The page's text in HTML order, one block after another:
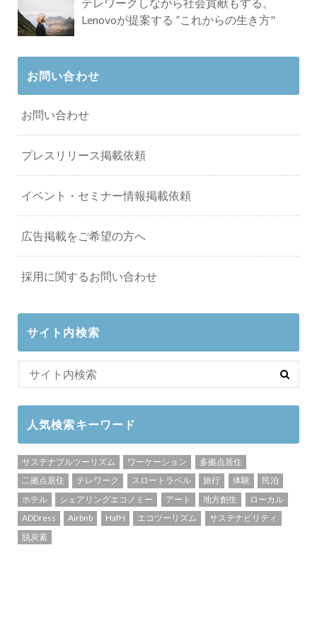
テレワークしながら社会貢献もする。
Lenovoが提案する ”これからの生き方"
お問い合わせ
お問い合わせ
プレスリリース掲載依頼
イベント・セミナー情報掲載依頼
広告掲載をご希望の方へ
採用に関するお問い合わせ
サイト内検索
人気検索キーワード
サステナブルツーリズム ワーケーション
多拠点居住
二拠点居住
テレワーク スロートラベル 旅行 体験
民泊
ホテル
シェアリングエコノミー アート 地方創生
ローカル
ADDress
Airbnb HafH エコツーリズム
サステナビリティ
脱炭素